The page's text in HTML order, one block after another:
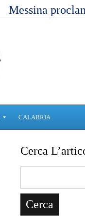
Messina
CALABRIA
Cerca